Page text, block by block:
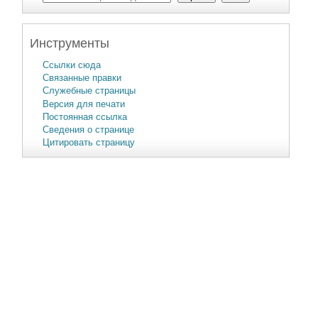
Инструменты
Ссылки сюда
Связанные правки
Служебные страницы
Версия для печати
Постоянная ссылка
Сведения о странице
Цитировать страницу